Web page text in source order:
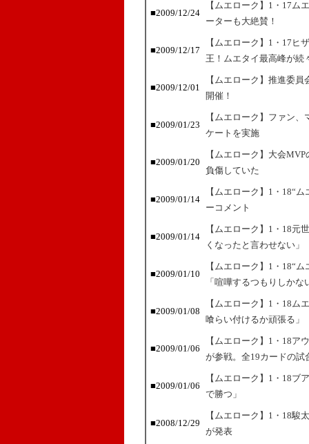
■2009/12/24
【ムエローク】1・17ム
ーターも大絶賛！
■2009/12/17
【ムエローク】1・17ヒ
王！ムエタイ最高峰が続
■2009/12/01
【ムエローク】推進委
開催！
■2009/01/23
【ムエローク】ファン
ケートを実施
■2009/01/20
【ムエローク】大会
負傷していた
■2009/01/14
【ムエローク】1・18“
ーコメント
■2009/01/14
【ムエローク】1・18元
くなったと言わせない」
■2009/01/10
【ムエローク】1・18“
「喧嘩するつもりしかな
■2009/01/08
【ムエローク】1・18ム
喰らい付けるか頑張る」
■2009/01/06
【ムエローク】1・18ア
が参戦。全19カードの試
■2009/01/06
【ムエローク】1・18ブ
で勝つ」
■2008/12/29
【ムエローク】1・18駿
が発表